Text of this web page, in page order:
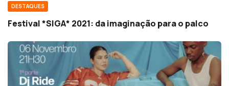
DESTAQUES
Festival *SIGA* 2021: da imaginação para o palco